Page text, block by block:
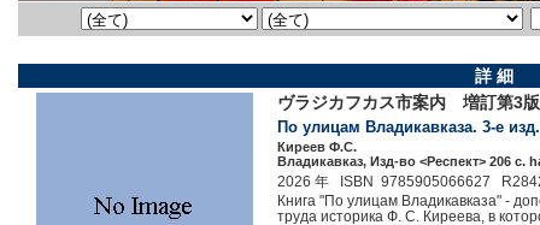
詳 細
ヴラジカフカス市案内 増訂第3版
По улицам Владикавказа. 3-е
Киреев Ф.С.
Владикавказ, Изд-во <Респект> 206 c.
2026 年 ISBN 9785905066627
Книга "По улицам Владикавказа" -
труда историка Ф. С. Киреева, в